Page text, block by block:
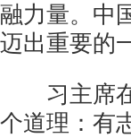
融力量。中
迈出重要的
习主席在
个道理：有